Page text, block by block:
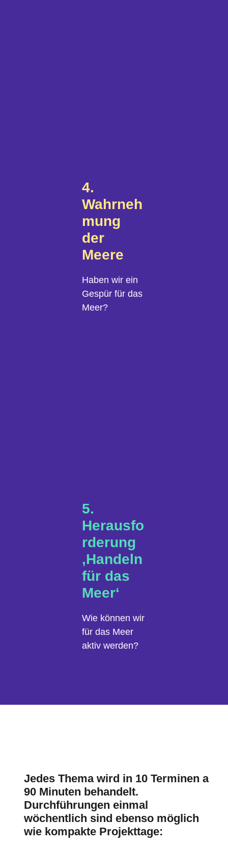
4.
Wahrneh
mung
der
Meere
Haben wir ein
Gespür für das
Meer?
5.
Herausfo
rderung
‚Handeln
für das
Meer‘
Wie können wir
für das Meer
aktiv werden?
Jedes Thema wird in 10 Terminen a
90 Minuten behandelt.
Durchführungen einmal
wöchentlich sind ebenso möglich
wie kompakte Projekttage: